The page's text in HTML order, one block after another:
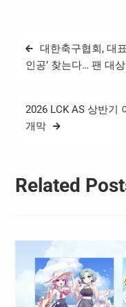
자율규제위원회 위원장을
맡고 있는 권헌영 고려대학
책/RM 대표 등이 참석했
글
탐
대한축구협회, 대
인공’ 찾는다… 팬 대
2026 LCK AS 상반기
개막
Related